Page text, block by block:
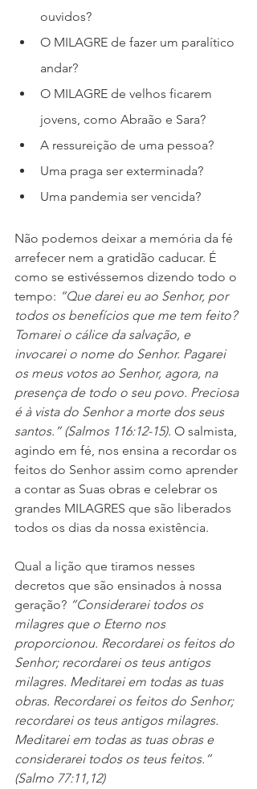
ouvidos?
O MILAGRE de fazer um paralítico
andar?
O MILAGRE de velhos ficarem
jovens, como Abraão e Sara?
A ressureição de uma pessoa?
Uma praga ser exterminada?
Uma pandemia ser vencida?
Não podemos deixar a memória da fé
arrefecer nem a gratidão caducar. É
como se estivéssemos dizendo todo o
tempo: “Que darei eu ao Senhor, por
todos os benefícios que me tem feito?
Tomarei o cálice da salvação, e
invocarei o nome do Senhor. Pagarei
os meus votos ao Senhor, agora, na
presença de todo o seu povo. Preciosa
é à vista do Senhor a morte dos seus
santos.” (Salmos 116:12-15). O salmista,
agindo em fé, nos ensina a recordar os
feitos do Senhor assim como aprender
a contar as Suas obras e celebrar os
grandes MILAGRES que são liberados
todos os dias da nossa existência.
Qual a lição que tiramos nesses
decretos que são ensinados à nossa
geração? “Considerarei todos os
milagres que o Eterno nos
proporcionou. Recordarei os feitos do
Senhor; recordarei os teus antigos
milagres. Meditarei em todas as tuas
obras. Recordarei os feitos do Senhor;
recordarei os teus antigos milagres.
Meditarei em todas as tuas obras e
considerarei todos os teus feitos.”
(Salmo 77:11,12)